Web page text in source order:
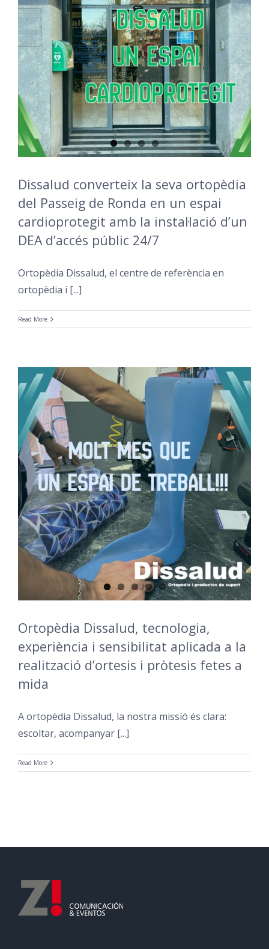
Dissalud converteix la seva ortopèdia
del Passeig de Ronda en un espai
cardioprotegit amb la instal·lació d’un
DEA d’accés públic 24/7
Ortopèdia Dissalud, el centre de referència en
ortopèdia i [...]
Read More
Ortopèdia Dissalud, tecnologia,
experiència i sensibilitat aplicada a la
realització d’ortesis i pròtesis fetes a
mida
A ortopèdia Dissalud, la nostra missió és clara:
escoltar, acompanyar [...]
Read More